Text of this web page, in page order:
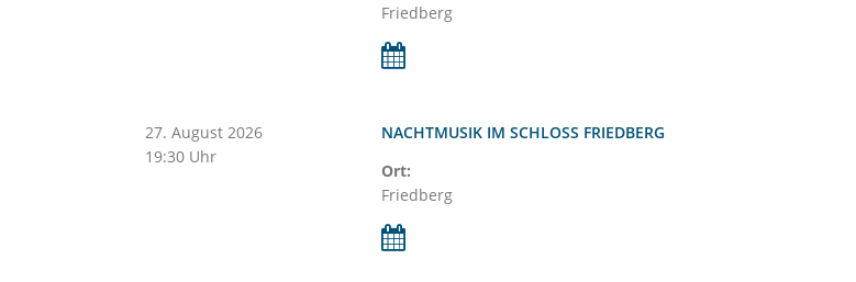
Friedberg
27. August 2026
19:30 Uhr
NACHTMUSIK IM SCHLOSS FRIEDBERG
Ort:
Friedberg